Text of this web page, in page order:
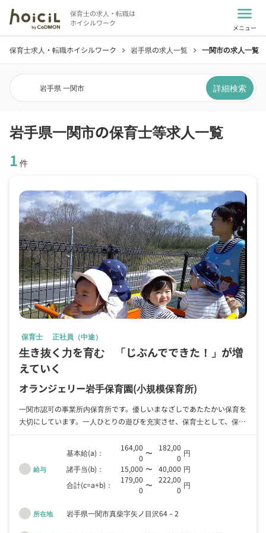
保育士の求人・転職は
ホイシルワーク
menu
メニュー
保育士求人・転職ホイシルワーク chevron_right 岩手県の求人一覧 chevron_right 一関市の求人一覧
岩手県 一関市 詳細検索
岩手県一関市の保育士等求人一覧
1 件
保育士 正社員（中途）
生き抜く力を育む 「じぶんでできた！」が増
えていく
オランジェリー岩手保育園(小規模保育所)
一関市認可の事業所内保育所です。優しいまなざしであたたかい保育を
大切にしています。一人ひとりの遊びを充実させ、保育士として、保育
の仕事に注力できる園です。遊ぶ！食べる！を基本に園児も保育士も元
気に過ごせる環境を目指しています。
給与
基本給(a)：
164,00
0
〜
182,00
0
円
諸手当(b)：
15,000 〜 40,000 円
合計(c=a+b)：
179,00
0
〜
222,00
0
円
所在地 岩手県一関市真柴字矢ノ目沢64－2